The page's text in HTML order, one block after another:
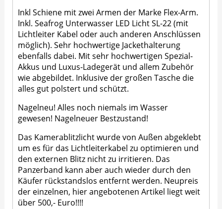
Inkl Schiene mit zwei Armen der Marke Flex-Arm.
Inkl. Seafrog Unterwasser LED Licht SL-22 (mit
Lichtleiter Kabel oder auch anderen Anschlüssen
möglich). Sehr hochwertige Jackethalterung
ebenfalls dabei. Mit sehr hochwertigen Spezial-
Akkus und Luxus-Ladegerät und allem Zubehör
wie abgebildet. Inklusive der großen Tasche die
alles gut polstert und schützt.
Nagelneu! Alles noch niemals im Wasser
gewesen! Nagelneuer Bestzustand!
Das Kamerablitzlicht wurde von Außen abgeklebt
um es für das Lichtleiterkabel zu optimieren und
den externen Blitz nicht zu irritieren. Das
Panzerband kann aber auch wieder durch den
Käufer rückstandslos entfernt werden. Neupreis
der einzelnen, hier angebotenen Artikel liegt weit
über 500,- Euro!!!!